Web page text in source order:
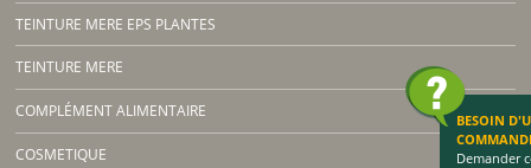
TEINTURE MERE EPS PLANTES
TEINTURE MERE
COMPLÉMENT ALIMENTAIRE
COSMETIQUE
BESOIN
Demander